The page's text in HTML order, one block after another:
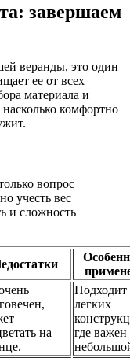
завершаем
веранды, это один
ее от всех
материала и
комфортно
вопрос
учесть вес
и сложность
на
Подходит
легких
где важен